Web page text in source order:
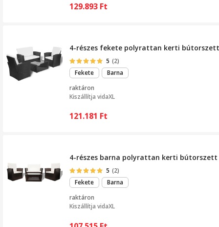
129.893 Ft
4-részes fekete polyrattan kerti
5 (2)
Fekete
Barna
raktáron
Kiszállítja vidaXL
121.181 Ft
4-részes barna polyrattan kerti
5 (2)
Fekete
Barna
raktáron
Kiszállítja vidaXL